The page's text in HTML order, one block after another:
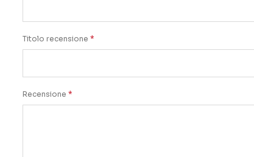
Titolo recensione
Recensione